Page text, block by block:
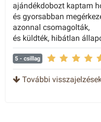
ajándékdobozt kaptam
és gyorsabban
azonnal csomagolták,
és küldték, hibátlan
5 - csillag
5- csillag
További